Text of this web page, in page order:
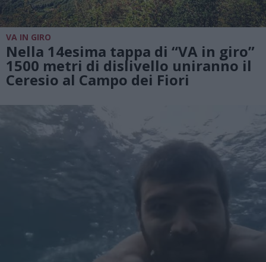
VA IN GIRO
Nella 14esima tappa di “VA in giro”
1500 metri di dislivello uniranno il
Ceresio al Campo dei Fiori